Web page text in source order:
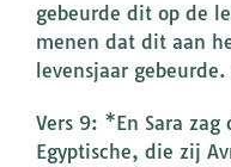
gebeurde dit op de
menen dat dit aan
levensjaar
Vers 9: *En Sara zag
Egyptische, die zij